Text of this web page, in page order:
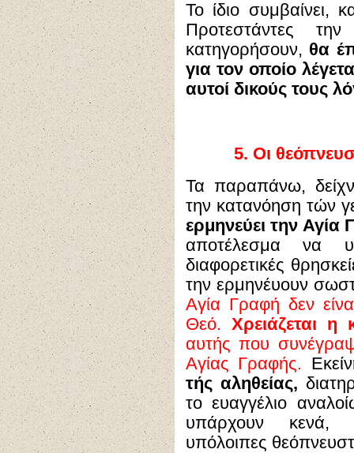
Το ίδιο συμβαίνει,
Προτεστάντες
κατηγορήσουν, θα
για τον οποίο
αυτοί δικούς τους
5. Οι
Τα παραπάνω,
την κατανόηση τών
ερμηνεύει την
αποτέλεσμα να
διαφορετικές
την ερμηνέυουν
Αγία Γραφή δεν
Θεό. Χρειάζεται η
αυτής που
Αγίας Γραφής.
τής αληθείας,
το ευαγγέλιο
υπάρχουν κενά,
υπόλοιπες